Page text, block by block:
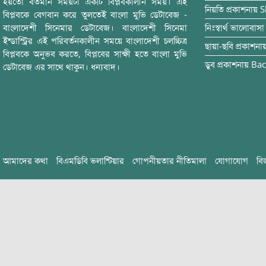
বিপ্লবকে বেগবান করে তুলতেই বাংলা মুভি ডেটাবেজ -
বাংলাদেশী সিনেমার ডেটাবেজ। বাংলাদেশী সিনেমা
ইন্ডাস্ট্রির এই পরিবর্তনকালীন সময়ে বাংলাদেশী চলচ্চিত্র
বিপ্লবকে অনুভব করতে, বিপ্লবের সাক্ষী হতে বাংলা মুভি
ডেটাবেজ এর সাথে থাকুন। ধন্যবাদ।
নিয়তি প্রকাশনায়
নিঃস্বার্থ ভালোবাসা
ছায়া-ছবি
ডুব প্রকাশনায়
আমাদের কথা বিএমডিবি ভলান্টিয়ার গোপনীয়তার নীতিমালা যোগাযোগ